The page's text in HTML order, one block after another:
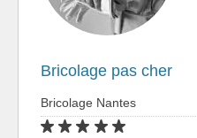
Bricolage pas cher
Bricolage Nantes